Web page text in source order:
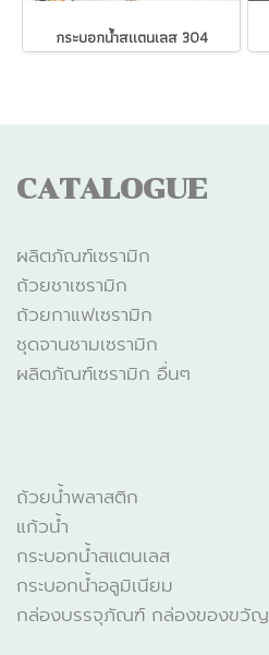
กระบอกน้ำสแตนเลส 304
CATALOGUE
ผลิตภัณฑ์เซรามิก
ถ้วยชาเซรามิก
ถ้วยกาแฟเซรามิก
ชุดจานชามเซรามิก
ผลิตภัณฑ์เซรามิก อื่นๆ
ถ้วยน้ำพลาสติก
แก้วน้ำ
กระบอกน้ำสแตนเลส
กระบอกน้ำอลูมิเนียม
กล่องบรรจุภัณฑ์ กล่องของขวัญ